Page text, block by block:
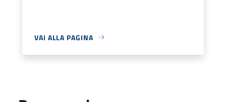
VAI ALLA PAGINA